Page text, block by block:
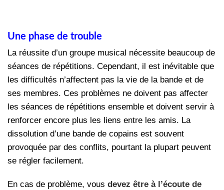
Une phase de trouble
La réussite d’un groupe musical nécessite beaucoup de
séances de répétitions. Cependant, il est inévitable que
les difficultés n’affectent pas la vie de la bande et de
ses membres. Ces problèmes ne doivent pas affecter
les séances de répétitions ensemble et doivent servir à
renforcer encore plus les liens entre les amis. La
dissolution d’une bande de copains est souvent
provoquée par des conflits, pourtant la plupart peuvent
se régler facilement.
En cas de problème, vous devez être à l’écoute de